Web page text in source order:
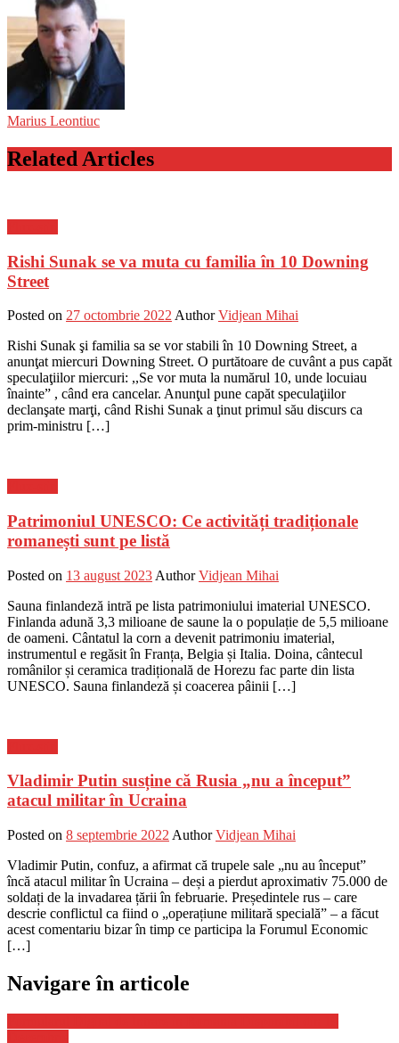
Marius Leontiuc
Related Articles
Rishi Sunak se va muta cu familia în 10 Downing
Street
Posted on 27 octombrie 2022 Author Vidjean Mihai
Rishi Sunak şi familia sa se vor stabili în 10 Downing Street, a
anunţat miercuri Downing Street. O purtătoare de cuvânt a pus capăt
speculaţiilor miercuri: ,,Se vor muta la numărul 10, unde locuiau
înainte” , când era cancelar. Anunţul pune capăt speculaţiilor
declanşate marţi, când Rishi Sunak a ţinut primul său discurs ca
prim-ministru […]
Patrimoniul UNESCO: Ce activități tradiționale
romanești sunt pe listă
Posted on 13 august 2023 Author Vidjean Mihai
Sauna finlandeză intră pe lista patrimoniului imaterial UNESCO.
Finlanda adună 3,3 milioane de saune la o populație de 5,5 milioane
de oameni. Cântatul la corn a devenit patrimoniu imaterial,
instrumentul e regăsit în Franța, Belgia și Italia. Doina, cântecul
românilor și ceramica tradițională de Horezu fac parte din lista
UNESCO. Sauna finlandeză și coacerea pâinii […]
Vladimir Putin susține că Rusia „nu a început”
atacul militar în Ucraina
Posted on 8 septembrie 2022 Author Vidjean Mihai
Vladimir Putin, confuz, a afirmat că trupele sale „nu au început”
încă atacul militar în Ucraina – deși a pierdut aproximativ 75.000 de
soldați de la invadarea țării în februarie. Președintele rus – care
descrie conflictul ca fiind o „operațiune militară specială” – a făcut
acest comentariu bizar în timp ce participa la Forumul Economic
[…]
Navigare în articole